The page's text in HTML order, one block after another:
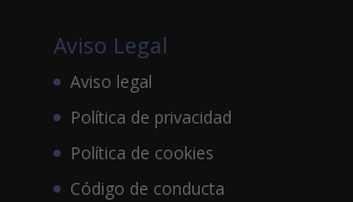
Aviso Legal
Aviso legal
Política de privacidad
Política de cookies
Código de conducta